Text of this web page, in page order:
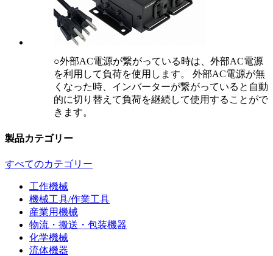
○外部AC電源が繋がっている時は、外部AC電源
を利用して負荷を使用します。 外部AC電源が無
くなった時、インバーターが繋がっていると自動
的に切り替えて負荷を継続して使用することがで
きます。
製品カテゴリー
すべてのカテゴリー
工作機械
機械工具/作業工具
産業用機械
物流・搬送・包装機器
化学機械
流体機器